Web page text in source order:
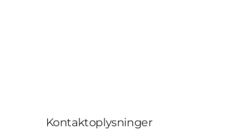
Kontaktoplysninger